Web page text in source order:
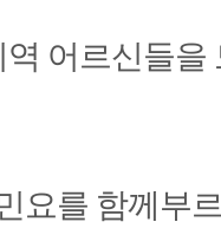
어르신들을
요를 함께부